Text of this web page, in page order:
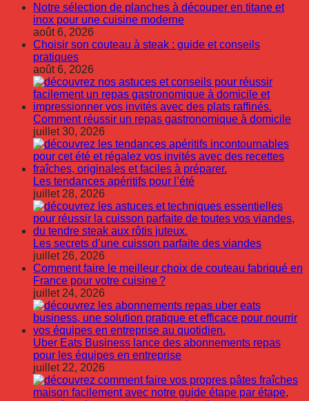
Notre sélection de planches à découper en titane et
inox pour une cuisine moderne
août 6, 2026
Choisir son couteau à steak : guide et conseils
pratiques
août 6, 2026
Comment réussir un repas gastronomique à domicile
juillet 30, 2026
Les tendances apéritifs pour l’été
juillet 28, 2026
Les secrets d’une cuisson parfaite des viandes
juillet 26, 2026
Comment faire le meilleur choix de couteau fabriqué en
France pour votre cuisine ?
juillet 24, 2026
Uber Eats Business lance des abonnements repas
pour les équipes en entreprise
juillet 22, 2026